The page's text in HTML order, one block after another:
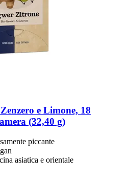
e Limone, 18
(32,40 g)
piccante
asiatica e orientale